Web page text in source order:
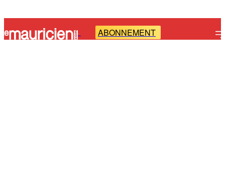
- ABONNEMENT